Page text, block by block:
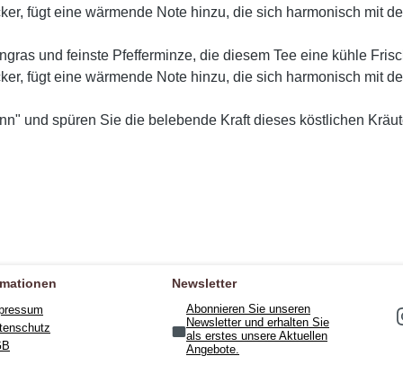
fügt eine wärmende Note hinzu, die sich harmonisch mit
und feinste Pfefferminze, die diesem Tee eine kühle
fügt eine wärmende Note hinzu, die sich harmonisch mit
und spüren Sie die belebende Kraft dieses köstlichen
Newsletter
Abonnieren Sie unseren
Newsletter und erhalten Sie
als erstes unsere Aktuellen
Angebote.